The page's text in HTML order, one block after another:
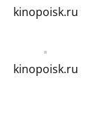
kinopoisk.ru
kinopoisk.ru